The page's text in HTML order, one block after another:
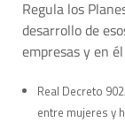
Regula los
desarrollo de
empresas y en
Real Decreto
entre mujeres y